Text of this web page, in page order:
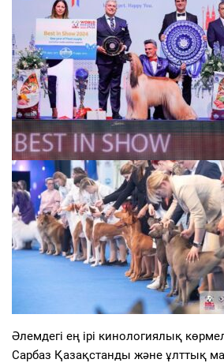
Әлемдегі ең ірі кинологиялық
Сарбаз Қазақстанды және ұлттық